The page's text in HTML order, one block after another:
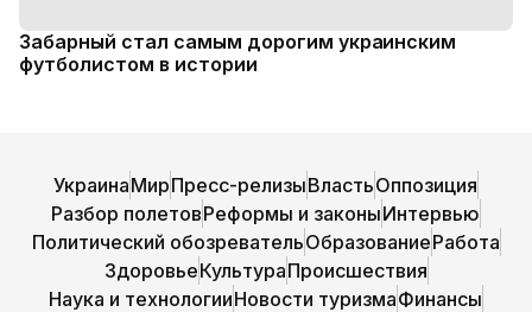
Забарный стал самым дорогим украинским
футболистом в истории
УкраинаМирПресс-релизыВластьОппозиция
Разбор полетовРеформы и законыИнтервью
Политический обозревательОбразованиеРабота
ЗдоровьеКультураПроисшествия
Наука и технологииНовости туризмаФинансы